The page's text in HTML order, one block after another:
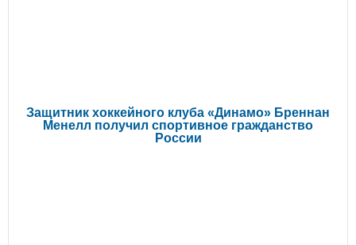
Защитник хоккейного клуба «Динамо» Бреннан
Менелл получил спортивное гражданство
России